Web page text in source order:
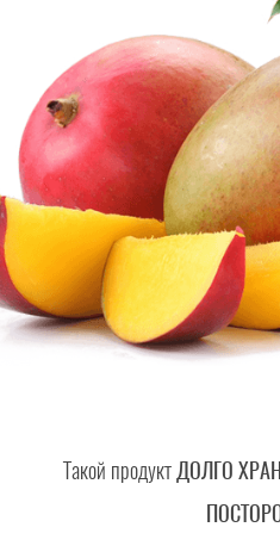
Такой продуктДОЛГО